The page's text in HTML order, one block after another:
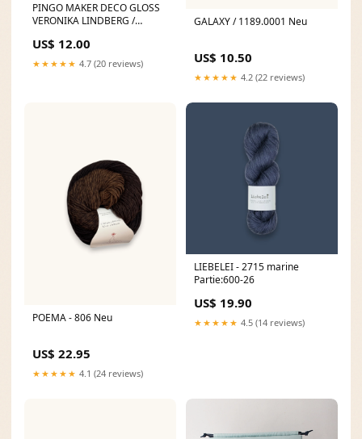
PINGO MAKER DECO GLOSS
VERONIKA LINDBERG /
US$ 12.00
★★★★★ 4.7 (20 reviews)
GALAXY / 1189.0001 Neu
US$ 10.50
★★★★★ 4.2 (22 reviews)
POEMA - 806 Neu
US$ 22.95
★★★★★ 4.1 (24 reviews)
LIEBELEI - 2715 marine
Partie:600-26
US$ 19.90
★★★★★ 4.5 (14 reviews)